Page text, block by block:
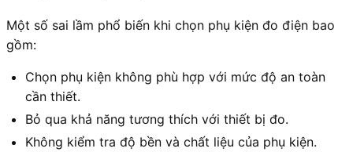
Một số sai lầm phổ biến khi chọn phụ kiện đo điện bao
gồm:
Chọn phụ kiện không phù hợp với mức độ an toàn
cần thiết.
Bỏ qua khả năng tương thích với thiết bị đo.
Không kiểm tra độ bền và chất liệu của phụ kiện.